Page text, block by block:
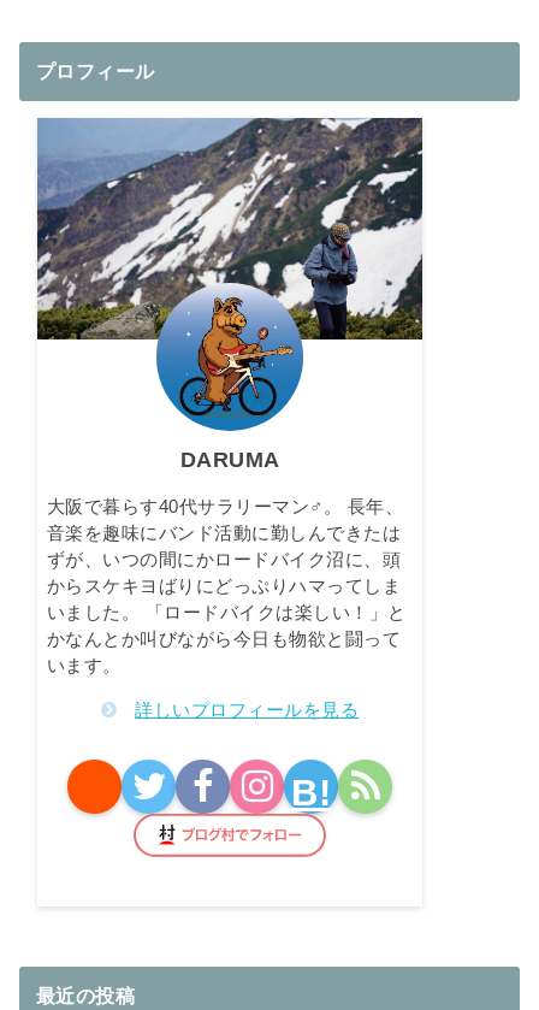
プロフィール
DARUMA
大阪で暮らす40代サラリーマン♂。 長年、
音楽を趣味にバンド活動に勤しんできたは
ずが、いつの間にかロードバイク沼に、頭
からスケキヨばりにどっぷりハマってしま
いました。 「ロードバイクは楽しい！」と
かなんとか叫びながら今日も物欲と闘って
います。
詳しいプロフィールを見る
B!
最近の投稿